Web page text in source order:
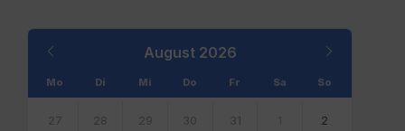
August 2026
Month
Mo Di Mi Do Fr Sa So
calendar
27 28 29 30 31 1 2